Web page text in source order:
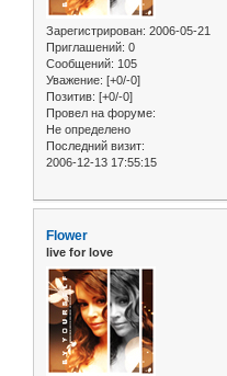
Зарегистрирован: 2006-05-21
Приглашений: 0
Сообщений: 105
Уважение: [+0/-0]
Позитив: [+0/-0]
Провел на форуме:
Не определено
Последний визит:
2006-12-13 17:55:15
Flower
live for love